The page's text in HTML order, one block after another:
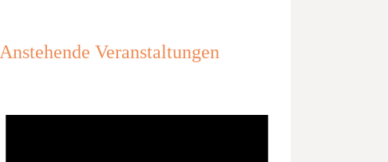
Anstehende Veranstaltungen